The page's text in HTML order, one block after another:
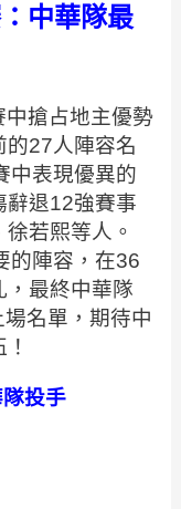
中華隊最
搶占地主優勢
的27人陣容名
中表現優異的
辭退12強賽事
若熙等人。
的陣容，在36
，最終中華隊
名單，期待中
投手